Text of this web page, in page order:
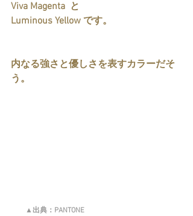
Viva Magenta  と
Luminous Yellow です。
内なる強さと優しさを表すカラーだそ
う。
▲出典：PANTONE